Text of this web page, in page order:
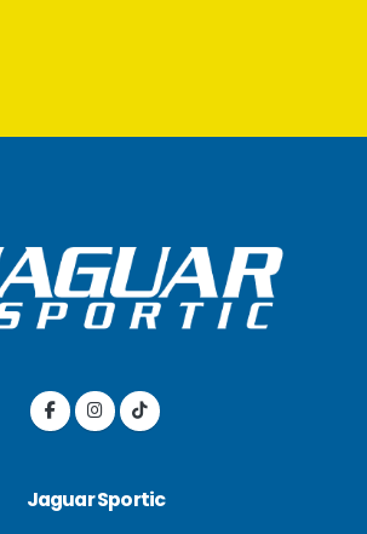
Jaguar Sportic